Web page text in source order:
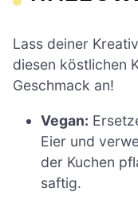
Lass deiner
diesen köstlichen
Geschmack an!
Vegan:
Eier und
der Kuchen
saftig.